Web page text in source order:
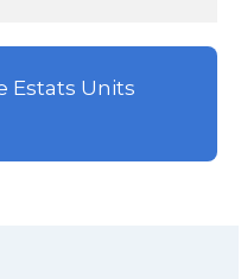
Estats Units